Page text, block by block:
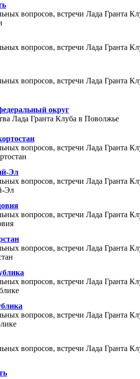
вопросов, встречи Лада Гранта
вопросов, встречи Лада Гранта
вопросов, встречи Лада Гранта
округ
Лада Гранта Клуба в Поволжье
вопросов, встречи Лада Гранта
Эл
вопросов, встречи Лада Гранта
Эл
вопросов, встречи Лада Гранта
вопросов, встречи Лада Гранта
вопросов, встречи Лада Гранта
вопросов, встречи Лада Гранта
вопросов, встречи Лада Гранта